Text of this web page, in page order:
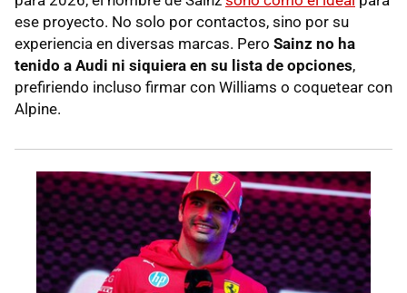
ese proyecto. No solo por contactos, sino por su
experiencia en diversas marcas. Pero Sainz no ha
tenido a Audi ni siquiera en su lista de opciones,
prefiriendo incluso firmar con Williams o coquetear con
Alpine.